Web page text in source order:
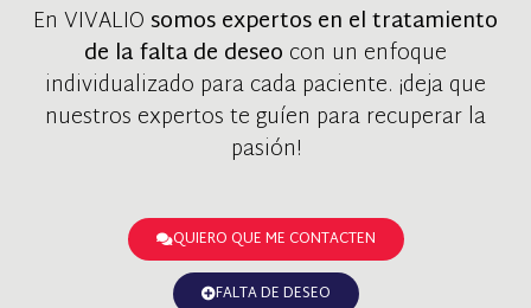
En VIVALIOsomos expertos en el tratamiento
de la falta de deseo con un enfoque
individualizado para cada paciente. ¡deja que
nuestros expertos te guíen para recuperar la
pasión!
QUIERO QUE ME CONTACTEN
FALTA DE DESEO